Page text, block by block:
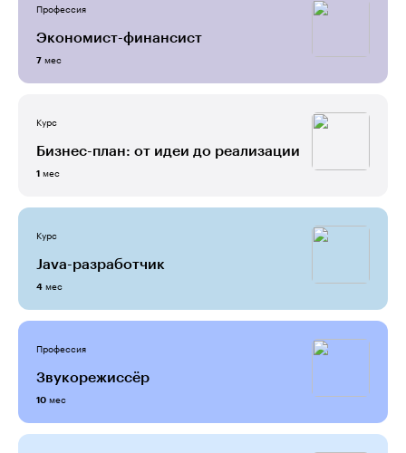
Профессия
Экономист-финансист
7 мес
Курс
Бизнес-план: от идеи до реализации
1 мес
Курс
Java-разработчик
4 мес
Профессия
Звукорежиссёр
10 мес